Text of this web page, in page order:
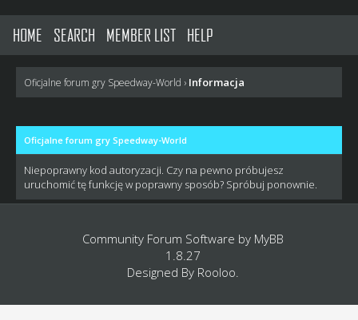
HOME SEARCH MEMBER LIST HELP
Oficjalne forum gry Speedway-World › Informacja
Oficjalne forum gry Speedway-World
Niepoprawny kod autoryzacji. Czy na pewno próbujesz
uruchomić tę funkcję w poprawny sposób? Spróbuj ponownie.
Community Forum Software by MyBB
1.8.27
Designed By Rooloo.